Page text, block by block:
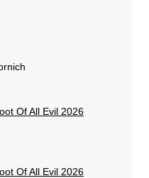
Of All Evil 2026
Of All Evil 2026